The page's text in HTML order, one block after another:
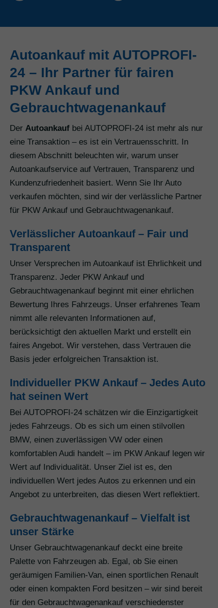
Autoankauf mit AUTOPROFI-
24 – Ihr Partner für fairen
PKW Ankauf und
Gebrauchtwagenankauf
Der Autoankauf bei AUTOPROFI-24 ist mehr als nur
eine Transaktion – es ist ein Vertrauensschritt. In
diesem Abschnitt beleuchten wir, warum unser
Autoankaufservice auf Vertrauen, Transparenz und
Kundenzufriedenheit basiert. Wenn Sie Ihr Auto
verkaufen möchten, sind wir der verlässliche Partner
für PKW Ankauf und Gebrauchtwagenankauf.
Verlässlicher Autoankauf – Fair und
Transparent
Unser Versprechen im Autoankauf ist Ehrlichkeit und
Transparenz. Jeder PKW Ankauf und
Gebrauchtwagenankauf beginnt mit einer ehrlichen
Bewertung Ihres Fahrzeugs. Unser erfahrenes Team
nimmt alle relevanten Informationen auf,
berücksichtigt den aktuellen Markt und erstellt ein
faires Angebot. Wir verstehen, dass Vertrauen die
Basis jeder erfolgreichen Transaktion ist.
Individueller PKW Ankauf – Jedes Auto
hat seinen Wert
Bei AUTOPROFI-24 schätzen wir die Einzigartigkeit
jedes Fahrzeugs. Ob es sich um einen stilvollen
BMW, einen zuverlässigen VW oder einen
komfortablen Audi handelt – im PKW Ankauf legen wir
Wert auf Individualität. Unser Ziel ist es, den
individuellen Wert jedes Autos zu erkennen und ein
Angebot zu unterbreiten, das diesen Wert reflektiert.
Gebrauchtwagenankauf – Vielfalt ist
unser Stärke
Unser Gebrauchtwagenankauf deckt eine breite
Palette von Fahrzeugen ab. Egal, ob Sie einen
geräumigen Familien-Van, einen sportlichen Renault
oder einen kompakten Ford besitzen – wir sind bereit
für den Gebrauchtwagenankauf verschiedenster